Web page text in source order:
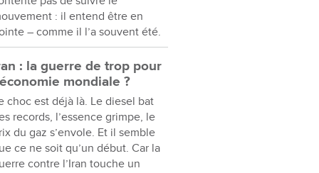
: il entend être en
– comme il l’a souvent été.
: la guerre de trop pour
mondiale ?
choc est déjà là. Le diesel bat
records, l’essence grimpe, le
du gaz s’envole. Et il semble
ce ne soit qu’un début. Car la
contre l’Iran touche un